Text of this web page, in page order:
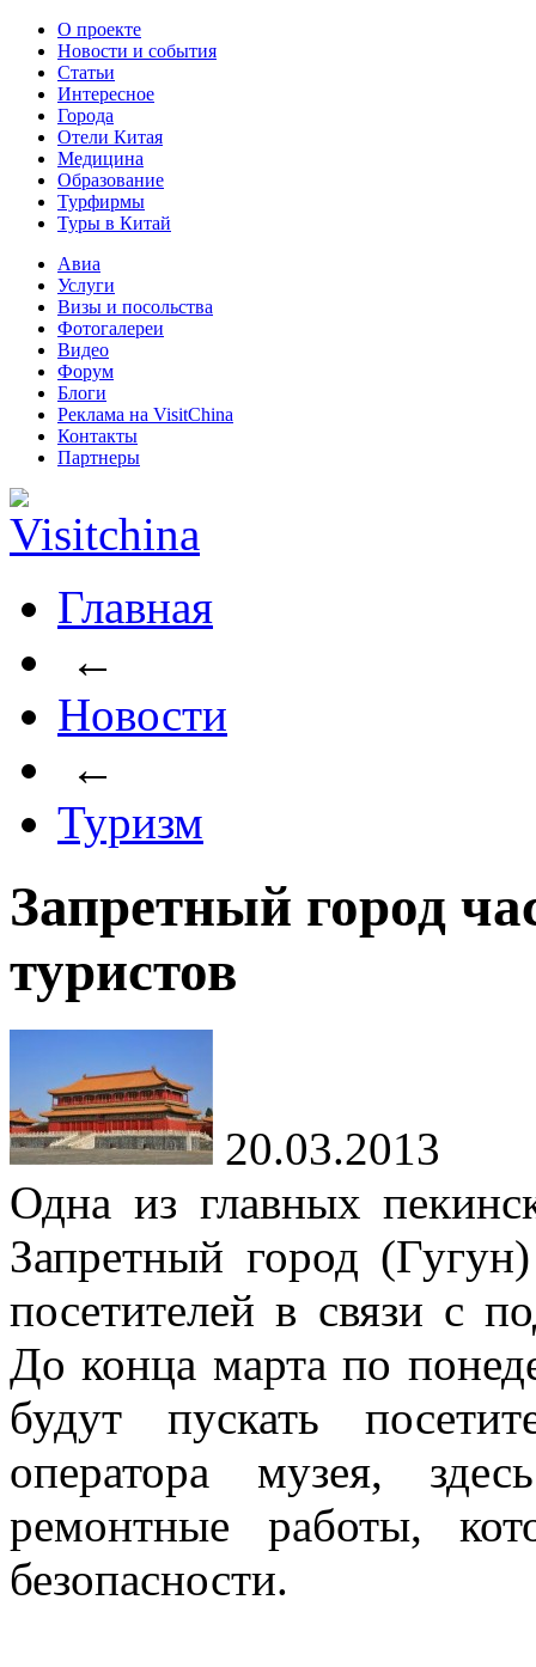
О проекте
Новости и события
Статьи
Интересное
Города
Отели Китая
Медицина
Образование
Турфирмы
Туры в Китай
Авиа
Услуги
Визы и посольства
Фотогалереи
Видео
Форум
Блоги
Реклама на VisitChina
Контакты
Партнеры
Главная
←
Новости
←
Туризм
Запретный город
туристов
20.03.2013
Одна из главных
Запретный город
посетителей в связи с
До конца марта по
будут пускать
оператора музея,
ремонтные работы,
безопасности.